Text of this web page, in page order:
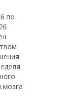
по
мозга